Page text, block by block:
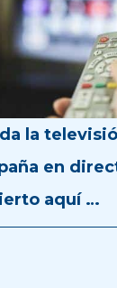
la
en
aquí …